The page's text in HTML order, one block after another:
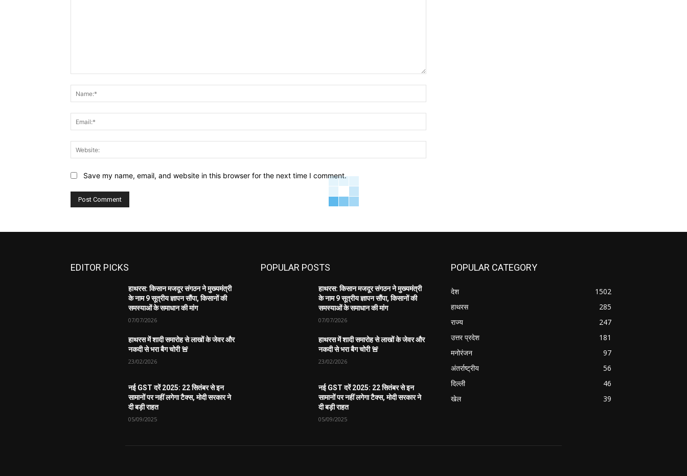
Save my name, email, and website in this browser for the next time I comment.
EDITOR PICKS
हाथरस: किसान मजदूर संगठन ने मुख्यमंत्री
के नाम 9 सूत्रीय ज्ञापन सौंपा, किसानों की
समस्याओं के समाधान की मांग
07/07/2026
हाथरस में शादी समारोह से लाखों के जेवर और
नकदी से भरा बैग चोरी 🚨
23/02/2026
नई GST दरें 2025: 22 सितंबर से इन
सामानों पर नहीं लगेगा टैक्स, मोदी सरकार ने
दी बड़ी राहत
05/09/2025
POPULAR POSTS
हाथरस: किसान मजदूर संगठन ने मुख्यमंत्री
के नाम 9 सूत्रीय ज्ञापन सौंपा, किसानों की
समस्याओं के समाधान की मांग
07/07/2026
हाथरस में शादी समारोह से लाखों के जेवर और
नकदी से भरा बैग चोरी 🚨
23/02/2026
नई GST दरें 2025: 22 सितंबर से इन
सामानों पर नहीं लगेगा टैक्स, मोदी सरकार ने
दी बड़ी राहत
05/09/2025
POPULAR CATEGORY
देश
1502
हाथरस
285
राज्य
247
उत्तर प्रदेश
181
मनोरंजन
97
अंतर्राष्ट्रीय
56
दिल्ली
46
खेल
39